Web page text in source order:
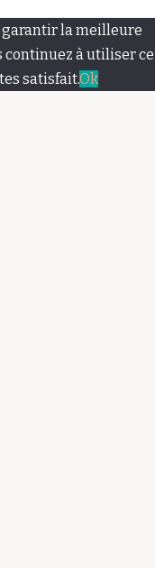
garantir la meilleure
continuez à utiliser ce
satisfait.Ok